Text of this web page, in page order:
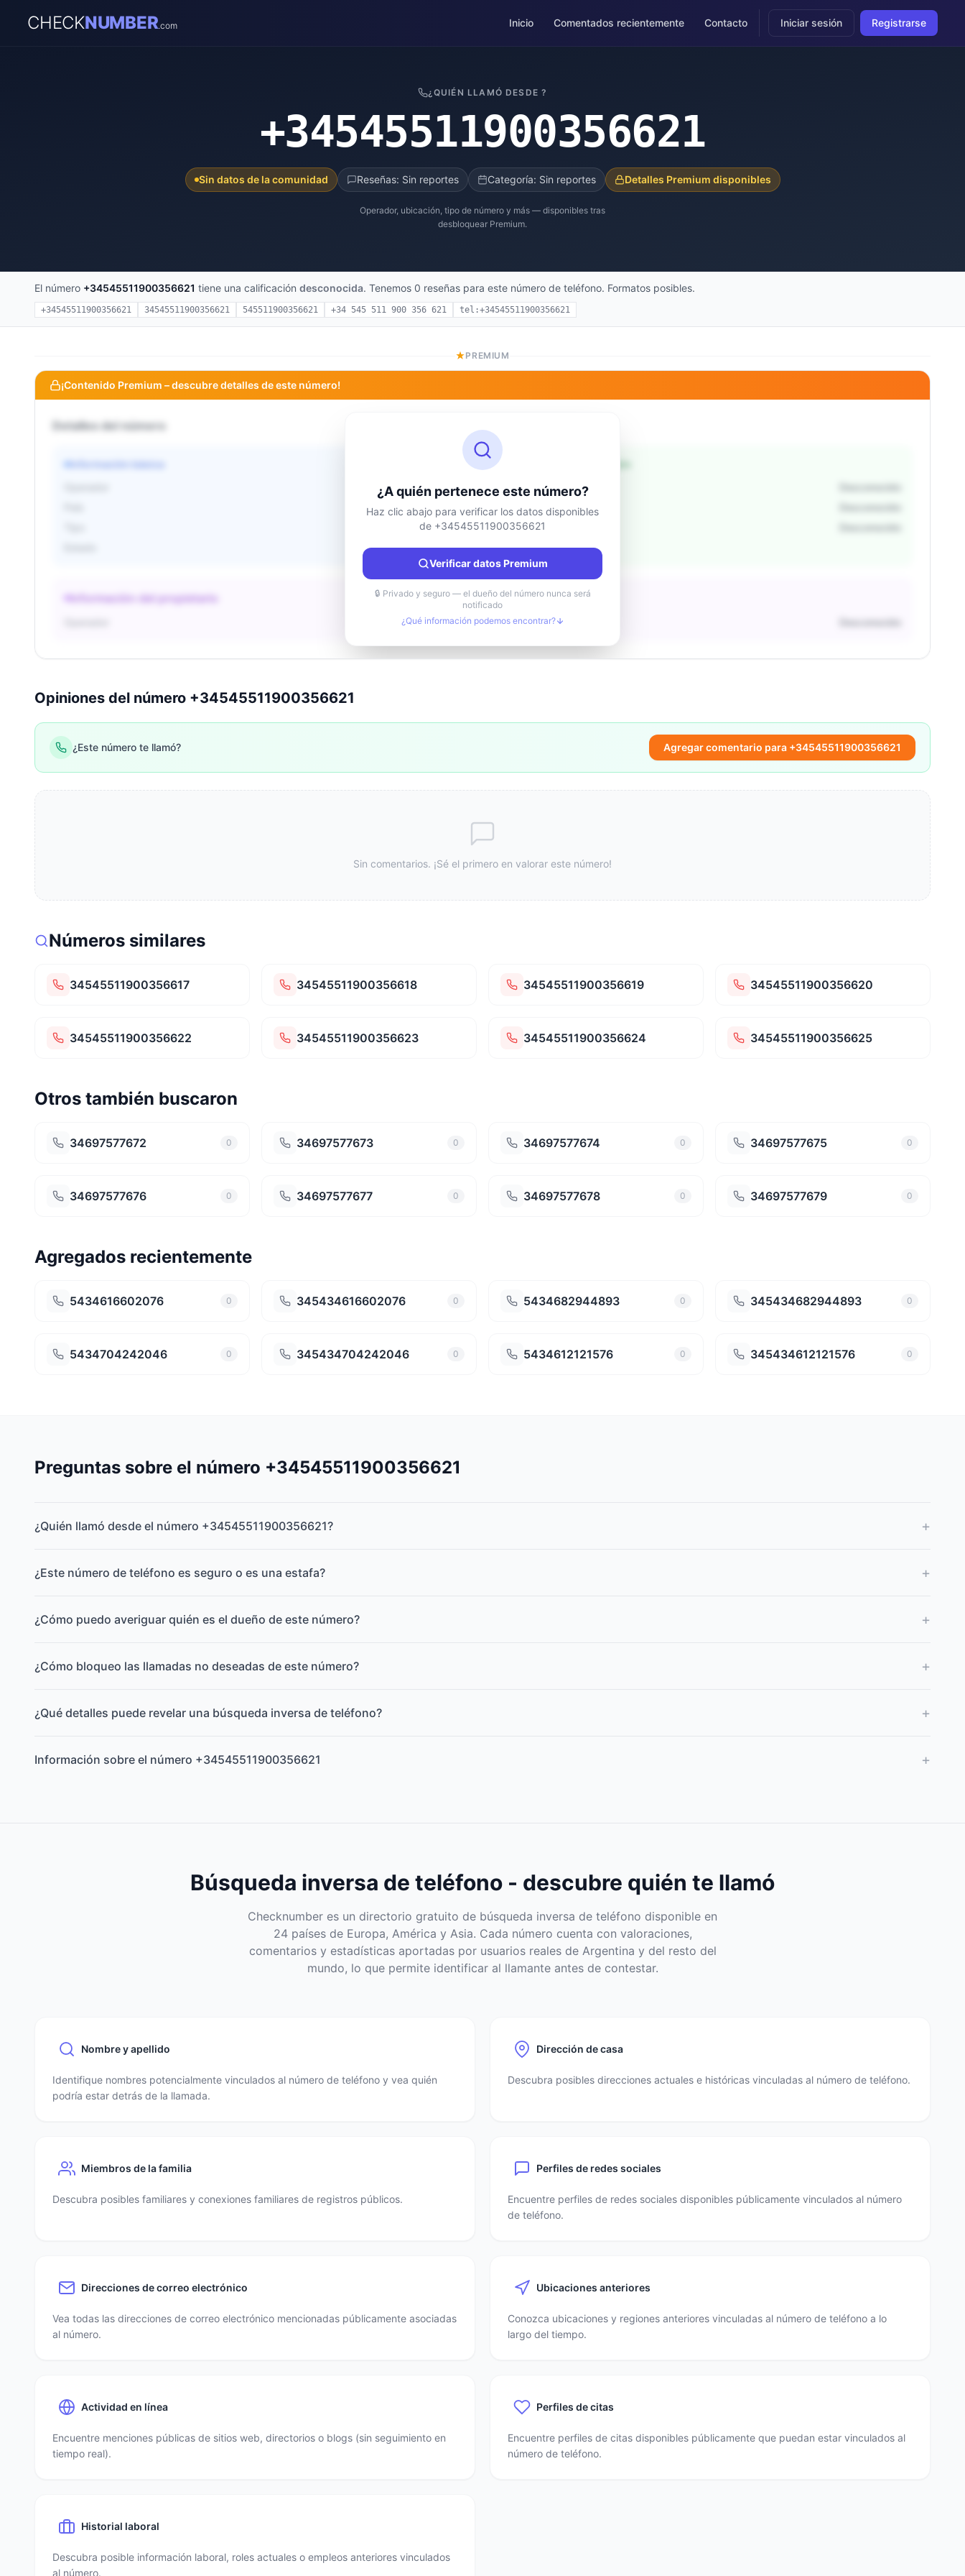
CHECKNUMBER.com Inicio Comentados recientemente Contacto Iniciar sesión Registrarse
¿QUIÉN LLAMÓ DESDE ?
+34545511900356621
Sin datos de la comunidad Reseñas: Sin reportes Categoría: Sin reportes Detalles Premium disponibles
Operador, ubicación, tipo de número y más — disponibles tras
desbloquear Premium.
El número +34545511900356621 tiene una calificación desconocida. Tenemos 0 reseñas para este número de teléfono. Formatos posibles.
+34545511900356621 34545511900356621 545511900356621 +34 545 511 900 356 621 tel:+34545511900356621
PREMIUM
¡Contenido Premium – descubre detalles de este número!
Detalles del número
Información básica
Desconocido
Desconocido
Desconocido
Desconocido
País
Ciudad
Región
Información del propietario
Desconocido Tipo
¿A quién pertenece este número?
Haz clic abajo para verificar los datos disponibles
de +34545511900356621
Verificar datos Premium
🔒 Privado y seguro — el dueño del número nunca será
notificado
¿Qué información podemos encontrar?
Opiniones del número +34545511900356621
¿Este número te llamó? Agregar comentario para +34545511900356621
Sin comentarios. ¡Sé el primero en valorar este número!
Números similares
34545511900356617 34545511900356618 34545511900356619 34545511900356620
34545511900356622 34545511900356623 34545511900356624 34545511900356625
Otros también buscaron
34697577672 0 34697577673 0 34697577674 0 34697577675 0
34697577676 0 34697577677 0 34697577678 0 34697577679 0
Agregados recientemente
5434616602076 0 345434616602076 0 5434682944893 0 345434682944893 0
5434704242046 0 345434704242046 0 5434612121576 0 345434612121576 0
Preguntas sobre el número +34545511900356621
¿Quién llamó desde el número +34545511900356621? +
¿Este número de teléfono es seguro o es una estafa? +
¿Cómo puedo averiguar quién es el dueño de este número? +
¿Cómo bloqueo las llamadas no deseadas de este número? +
¿Qué detalles puede revelar una búsqueda inversa de teléfono? +
Información sobre el número +34545511900356621 +
Búsqueda inversa de teléfono - descubre quién te llamó
Checknumber es un directorio gratuito de búsqueda inversa de teléfono disponible en
24 países de Europa, América y Asia. Cada número cuenta con valoraciones,
comentarios y estadísticas aportadas por usuarios reales de Argentina y del resto del
mundo, lo que permite identificar al llamante antes de contestar.
Nombre y apellido
Identifique nombres potencialmente vinculados al número de teléfono y vea quién
podría estar detrás de la llamada.
Dirección de casa
Descubra posibles direcciones actuales e históricas vinculadas al número de teléfono.
Miembros de la familia
Descubra posibles familiares y conexiones familiares de registros públicos.
Perfiles de redes sociales
Encuentre perfiles de redes sociales disponibles públicamente vinculados al número
de teléfono.
Direcciones de correo electrónico
Vea todas las direcciones de correo electrónico mencionadas públicamente asociadas
al número.
Ubicaciones anteriores
Conozca ubicaciones y regiones anteriores vinculadas al número de teléfono a lo
largo del tiempo.
Actividad en línea
Encuentre menciones públicas de sitios web, directorios o blogs (sin seguimiento en
tiempo real).
Perfiles de citas
Encuentre perfiles de citas disponibles públicamente que puedan estar vinculados al
número de teléfono.
Historial laboral
Descubra posible información laboral, roles actuales o empleos anteriores vinculados
al número.